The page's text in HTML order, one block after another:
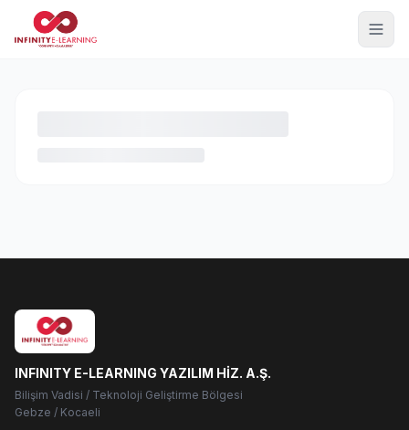
INFINITY E-LEARNING YAZILIM HİZ. A.Ş.
Bilişim Vadisi / Teknoloji Geliştirme Bölgesi
Gebze / Kocaeli